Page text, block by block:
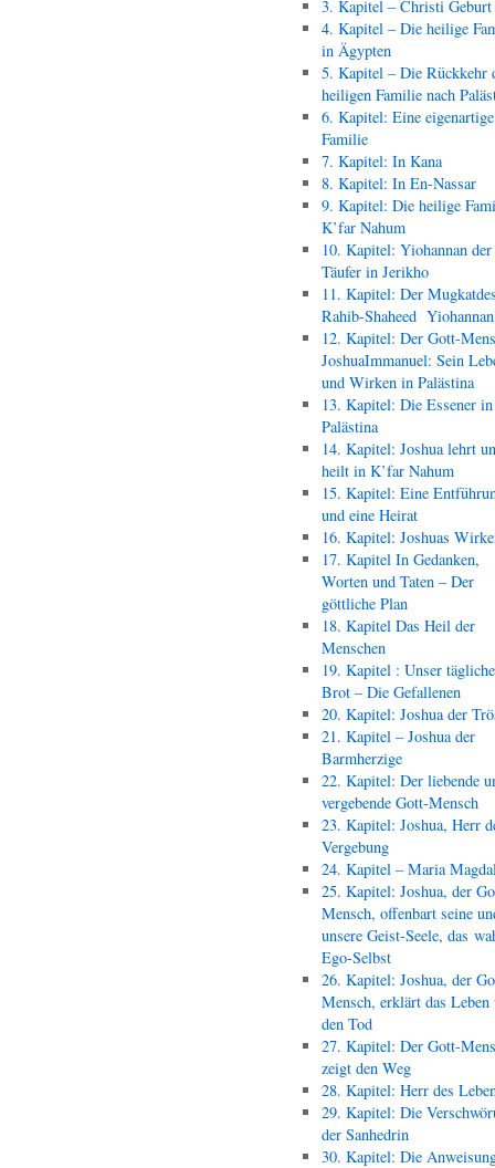
3. Kapitel – Christi Geburt
4. Kapitel – Die heilige
in Ägypten
5. Kapitel – Die Rückkehr
heiligen Familie nach
6. Kapitel: Eine eigenartige
Familie
7. Kapitel: In Kana
8. Kapitel: In En-Nassar
9. Kapitel: Die heilige
K’far Nahum
10. Kapitel: Yiohannan der
Täufer in Jerikho
11. Kapitel: Der
Rahib-Shaheed
12. Kapitel: Der Gott-
JoshuaImmanuel: Sein
und Wirken in Palästina
13. Kapitel: Die Essener in
Palästina
14. Kapitel: Joshua lehrt
heilt in K’far Nahum
15. Kapitel: Eine
und eine Heirat
16. Kapitel: Joshuas
17. Kapitel In Gedanken,
Worten und Taten – Der
göttliche Plan
18. Kapitel Das Heil der
Menschen
19. Kapitel : Unser
Brot – Die Gefallenen
20. Kapitel: Joshua der
21. Kapitel – Joshua der
Barmherzige
22. Kapitel: Der liebende
vergebende Gott-Mensch
23. Kapitel: Joshua, Herr
Vergebung
24. Kapitel – Maria
25. Kapitel: Joshua, der
Mensch, offenbart seine
unsere Geist-Seele, das
Ego-Selbst
26. Kapitel: Joshua, der
Mensch, erklärt das Leben
den Tod
27. Kapitel: Der Gott-
zeigt den Weg
28. Kapitel: Herr des
29. Kapitel: Die
der Sanhedrin
30. Kapitel: Die